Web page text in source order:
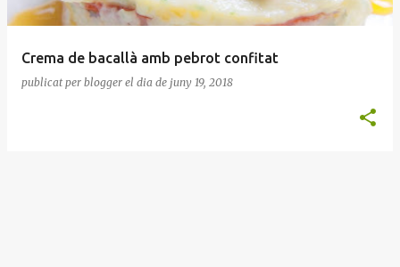
Crema de bacallà amb pebrot confitat
publicat per blogger el dia de juny 19, 2018